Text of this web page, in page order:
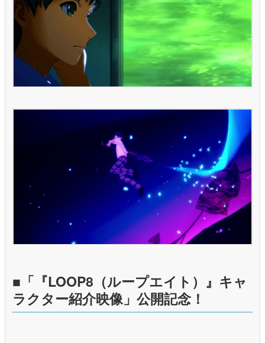
■「『LOOP8（ループエイト）』キャ
ラクター紹介映像」公開記念！